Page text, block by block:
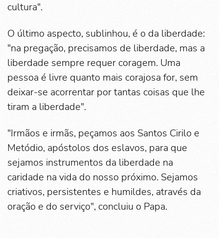
cultura".
O último aspecto, sublinhou, é o da liberdade:
"na pregação, precisamos de liberdade, mas a
liberdade sempre requer coragem. Uma
pessoa é livre quanto mais corajosa for, sem
deixar-se acorrentar por tantas coisas que lhe
tiram a liberdade".
"Irmãos e irmãs, peçamos aos Santos Cirilo e
Metódio, apóstolos dos eslavos, para que
sejamos instrumentos da liberdade na
caridade na vida do nosso próximo. Sejamos
criativos, persistentes e humildes, através da
oração e do serviço", concluiu o Papa.